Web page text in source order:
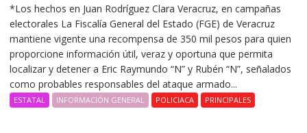
*Los hechos en Juan Rodríguez Clara Veracruz, en campañas
electorales La Fiscalía General del Estado (FGE) de Veracruz
mantiene vigente una recompensa de 350 mil pesos para quien
proporcione información útil, veraz y oportuna que permita
localizar y detener a Eric Raymundo “N” y Rubén “N”, señalados
como probables responsables del ataque armado...
ESTATAL INFORMACIÓN GENERAL POLICIACA PRINCIPALES